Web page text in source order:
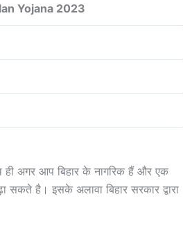
Yojana 2023
अगर आप बिहार के नागरिक हैं और एक
है। इसके अलावा बिहार सरकार द्वारा